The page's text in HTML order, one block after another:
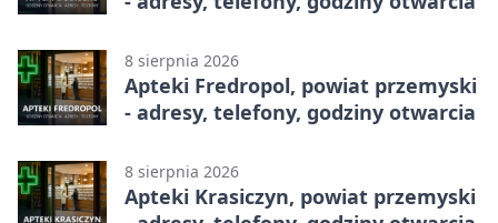
8 sierpnia 2026
Apteki Fredropol, powiat przemyski
- adresy, telefony, godziny otwarcia
8 sierpnia 2026
Apteki Krasiczyn, powiat przemyski